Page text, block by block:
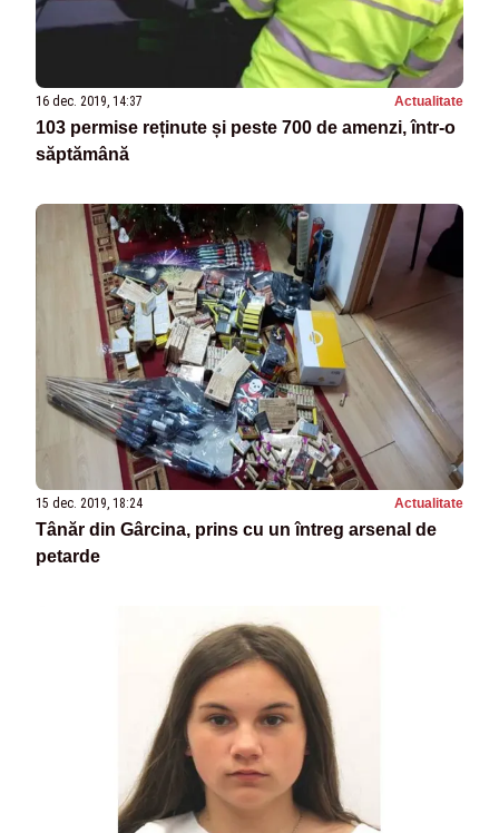
16 dec. 2019, 14:37 Actualitate
103 permise reținute și peste 700 de amenzi, într-o
săptămână
15 dec. 2019, 18:24 Actualitate
Tânăr din Gârcina, prins cu un întreg arsenal de
petarde